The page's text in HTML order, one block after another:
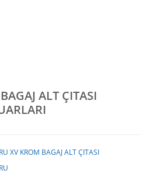
ALT ÇITASI
XV KROM BAGAJ ALT ÇITASI